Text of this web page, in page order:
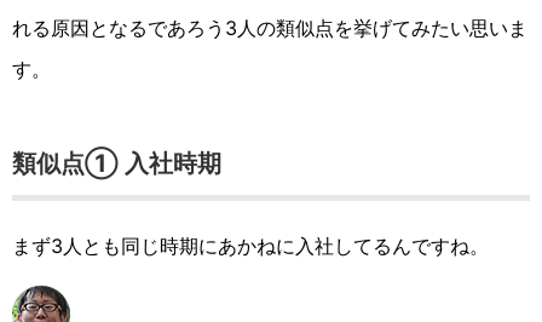
れる原因となるであろう3人の類似点を挙げてみたい思いま
す。
類似点① 入社時期
まず3人とも同じ時期にあかねに入社してるんですね。